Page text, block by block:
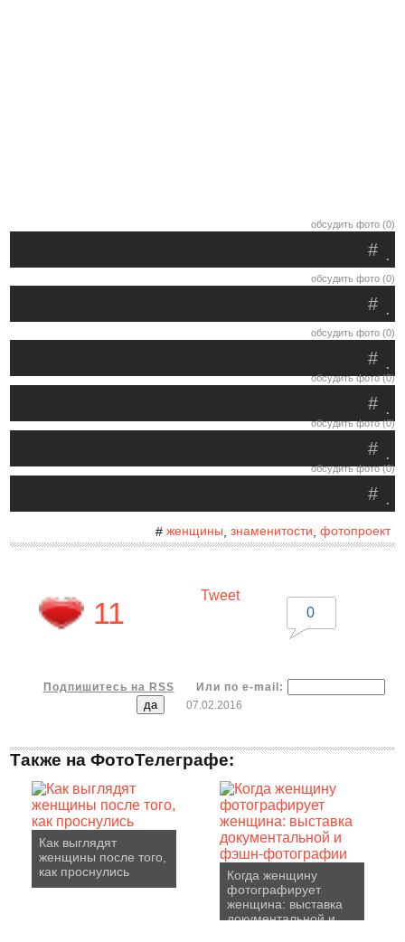
обсудить фото (0)
.
#
обсудить фото (0)
.
#
обсудить фото (0)
.
#
обсудить фото (0)
.
#
обсудить фото (0)
.
#
обсудить фото (0)
.
#
# женщины знаменитости фотопроект
11
Tweet
0
Подпишитесь на RSS
Или по e-mail:
07.02.2016
Также на ФотоТелеграфе:
Как выглядят
женщины после того,
как проснулись
Когда женщину
фотографирует
женщина: выставка
документальной и